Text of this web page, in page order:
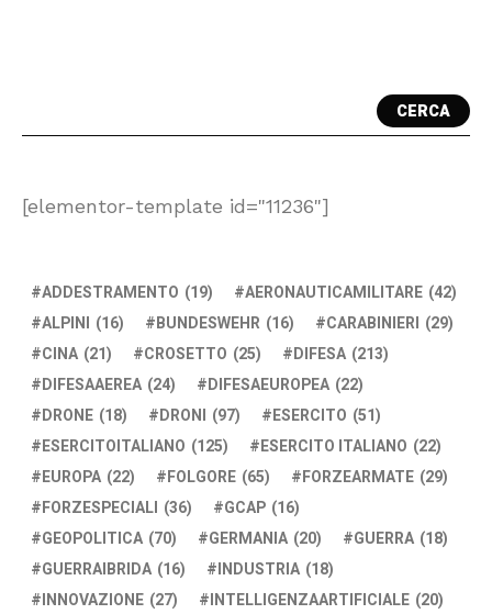
CERCA
[elementor-template id="11236"]
ADDESTRAMENTO (19) AERONAUTICAMILITARE (42)
ALPINI (16) BUNDESWEHR (16) CARABINIERI (29)
CINA (21) CROSETTO (25) DIFESA (213)
DIFESAAEREA (24) DIFESAEUROPEA (22)
DRONE (18) DRONI (97) ESERCITO (51)
ESERCITOITALIANO (125) ESERCITO ITALIANO (22)
EUROPA (22) FOLGORE (65) FORZEARMATE (29)
FORZESPECIALI (36) GCAP (16)
GEOPOLITICA (70) GERMANIA (20) GUERRA (18)
GUERRAIBRIDA (16) INDUSTRIA (18)
INNOVAZIONE (27) INTELLIGENZAARTIFICIALE (20)